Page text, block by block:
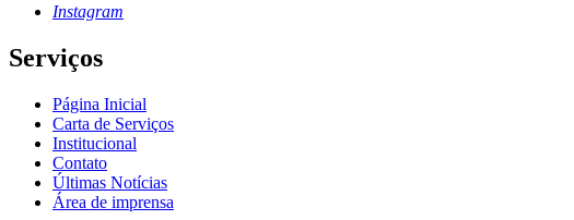
Instagram
Serviços
Página Inicial
Carta de Serviços
Institucional
Contato
Últimas Notícias
Área de imprensa